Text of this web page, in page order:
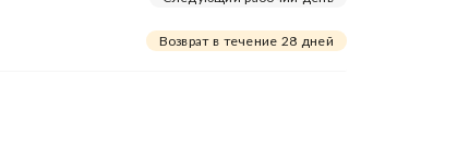
Возврат в течение 28 дней